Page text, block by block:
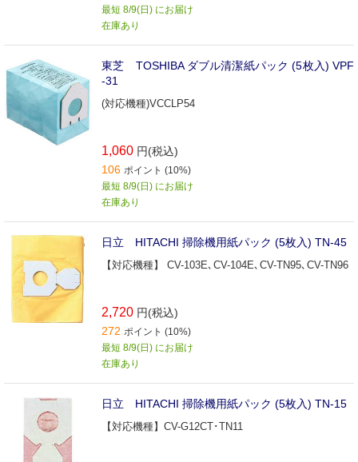
最短 8/9(日) にお届け
在庫あり
東芝 TOSHIBA ダブル清潔紙パック (5枚入) VPF
-31
(対応機種)VCCLP54
1,060 円(税込)
106 ポイント (10%)
最短 8/9(日) にお届け
在庫あり
日立 HITACHI 掃除機用紙パック (5枚入) TN-45
【対応機種】 CV-103E､CV-104E､CV-TN95､CV-TN96
2,720 円(税込)
272 ポイント (10%)
最短 8/9(日) にお届け
在庫あり
日立 HITACHI 掃除機用紙パック (5枚入) TN-15
【対応機種】CV-G12CT･TN11